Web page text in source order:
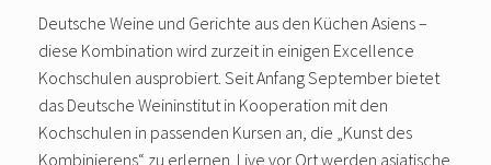
Deutsche Weine und Gerichte aus den Küchen Asiens –
diese Kombination wird zurzeit in einigen Excellence
Kochschulen ausprobiert. Seit Anfang September bietet
das Deutsche Weininstitut in Kooperation mit den
Kochschulen in passenden Kursen an, die „Kunst des
Kombinierens“ zu erlernen. Live vor Ort werden asiatische